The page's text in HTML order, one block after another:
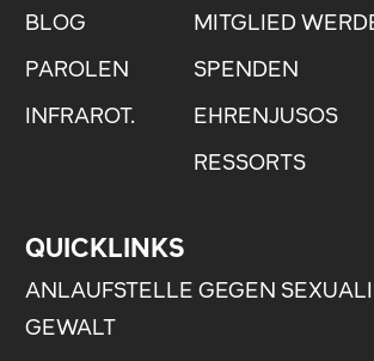
BLOG
PAROLEN
INFRAROT.
MITGLIED
SPENDEN
EHRENJUSOS
RESSORTS
QUICKLINKS
ANLAUFSTELLE GEGEN
GEWALT